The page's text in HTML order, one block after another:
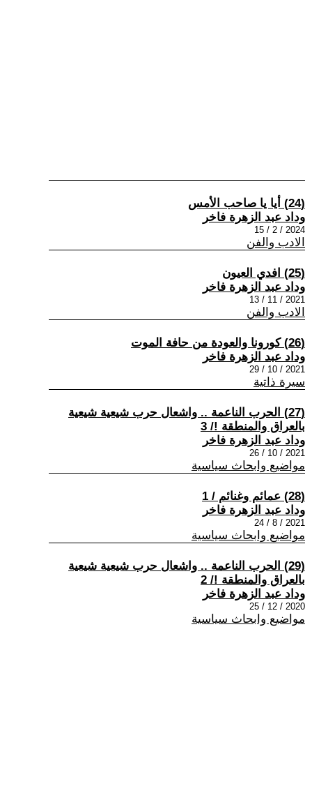
(24) أيا يا صاحب الأمس
وداد عبد الزهرة فاخر
2024 / 2 / 15
الادب والفن
(25) افدي العيون
وداد عبد الزهرة فاخر
2021 / 11 / 13
الادب والفن
(26) كورونا والعودة من حافة الموت
وداد عبد الزهرة فاخر
2021 / 10 / 29
سيرة ذاتية
(27) الحرب الناعمة .. واشعال حرب شيعية شيعية
بالعراق والمنطقة !/ 3
وداد عبد الزهرة فاخر
2021 / 10 / 26
مواضيع وابحاث سياسية
(28) عمائم وغنائم / 1
وداد عبد الزهرة فاخر
2021 / 8 / 24
مواضيع وابحاث سياسية
(29) الحرب الناعمة .. واشعال حرب شيعية شيعية
بالعراق والمنطقة !/ 2
وداد عبد الزهرة فاخر
2020 / 12 / 25
مواضيع وابحاث سياسية